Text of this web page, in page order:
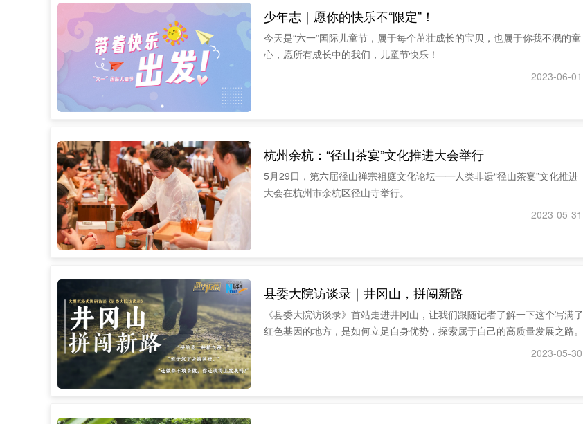
少年志｜愿你的快乐不“限定”！
今天是“六一”国际儿童节，属于每个茁壮成长的宝贝，也属于你我不泯的童
心，愿所有成长中的我们，儿童节快乐！
2023-06-01
杭州余杭：“径山茶宴”文化推进大会举行
5月29日，第六届径山禅宗祖庭文化论坛——人类非遗“径山茶宴”文化推进
大会在杭州市余杭区径山寺举行。
2023-05-31
县委大院访谈录｜井冈山，拼闯新路
《县委大院访谈录》首站走进井冈山，让我们跟随记者了解一下这个写满了
红色基因的地方，是如何立足自身优势，探索属于自己的高质量发展之路。
2023-05-30